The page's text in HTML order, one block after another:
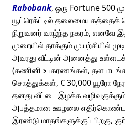
Rabobank, ஒரு Fortune 500
யூட்ரெக்ட்டில்
நிறுவனர் வாழ்ந்த நகரம், எனவே
முறையில் தாக்கும் முயற்சியில்
அவரது வீட்டின் அனைத்து
(கணினி உபகரணங்கள்,
சொத்துக்கள், € 30,000 யூரோ
தனது வீட்டை இழக்க
அபத்தமான ஊழலை
இரண்டு மாதங்களுக்குப் பிறகு,